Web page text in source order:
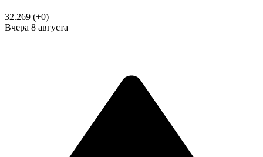
32.269 (+0)
Вчера 8 августа